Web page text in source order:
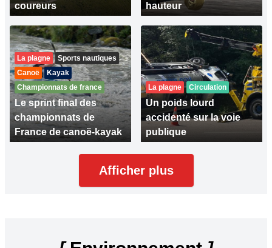
coureurs
hauteur
La plagne
Sports nautiques
Canoë
Kayak
Championnats de france
Le sprint final des
championnats de
France de canoë-kayak
La plagne Circulation
Un poids lourd
accidenté sur la voie
publique
Afficher plus